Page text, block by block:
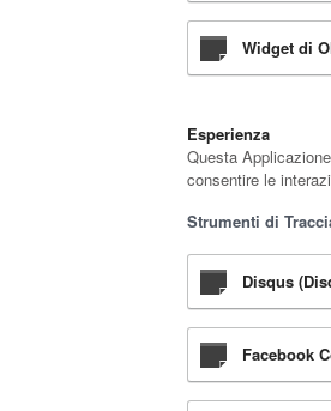
Widget di
Esperienza
Questa
consentire le
Strumenti di
Disqus
Facebook